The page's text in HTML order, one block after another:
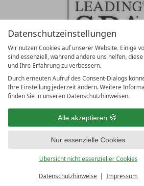
Datenschutzeinstellungen
Wir nutzen Cookies auf unserer Website. Einige
sind essenziell, während andere uns helfen,
und Ihre Erfahrung zu verbessern.
Durch erneuten Aufruf des Consent-Dialogs
Ihre Einstellung jederzeit ändern. Weitere
finden Sie in unseren Datenschutzhinweisen.
Alle akzeptieren
Nur essenzielle Cookies
Übersicht nicht essenzieller Cookies
Datenschutzhinweise Impressum
GUTSCHEINE & MEHR ALLE RESORTS
LEADING SPA
10. Oktober Str. 17/
Österreich
T +43 4242
UNSERE